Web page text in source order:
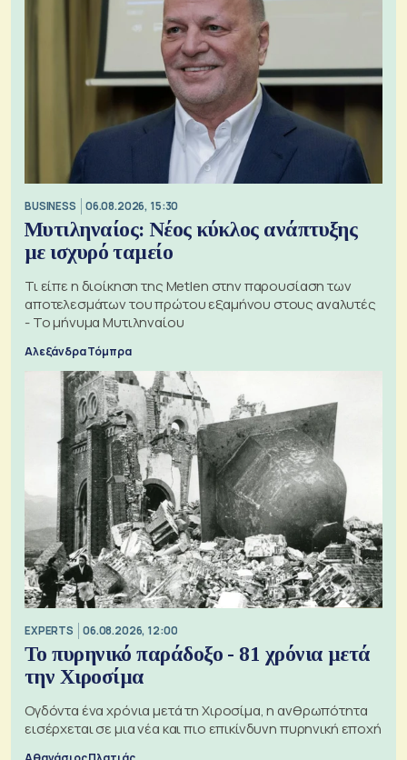
BUSINESS 06.08.2026, 15:30
Μυτιληναίος: Νέος κύκλος ανάπτυξης
με ισχυρό ταμείο
Τι είπε η διοίκηση της Metlen στην παρουσίαση των
αποτελεσμάτων του πρώτου εξαμήνου στους αναλυτές
- Το μήνυμα Μυτιληναίου
Αλεξάνδρα Τόμπρα
EXPERTS 06.08.2026, 12:00
Το πυρηνικό παράδοξο - 81 χρόνια μετά
την Χιροσίμα
Ογδόντα ένα χρόνια μετά τη Χιροσίμα, η ανθρωπότητα
εισέρχεται σε μια νέα και πιο επικίνδυνη πυρηνική εποχή